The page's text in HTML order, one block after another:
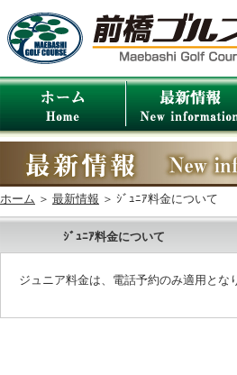
ホーム ＞ 最新情報 ＞ ｼﾞｭﾆｱ料金について
ｼﾞｭﾆｱ料金について
ジュニア料金は、電話予約のみ適用とな